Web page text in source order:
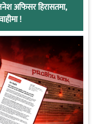
अफिसर हिरासतमा,
!